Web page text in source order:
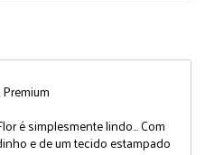
é simplesmente lindo... Com
e de um tecido estampado